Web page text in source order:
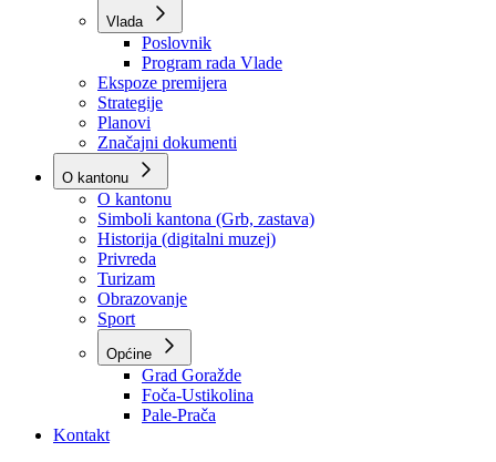
*Odluke
*Zaključci
*Poslanička pitanja
Vlada
Poslovnik
Program rada Vlade
Ekspoze premijera
Strategije
Planovi
Značajni dokumenti
O kantonu
O kantonu
Simboli kantona (Grb, zastava)
Historija (digitalni muzej)
Privreda
Turizam
Obrazovanje
Sport
Općine